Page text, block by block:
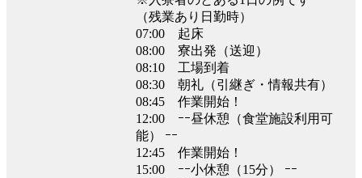
（残業あり日勤時）
07:00 起床
08:00 寮出発（送迎）
08:10 工場到着
08:30 朝礼（引継ぎ・情報共有）
08:45 作業開始！
12:00 ｰｰ昼休憩（食堂施設利用可
能） ｰｰ
12:45 作業開始！
15:00 ｰｰ小休憩（15分） ｰｰ